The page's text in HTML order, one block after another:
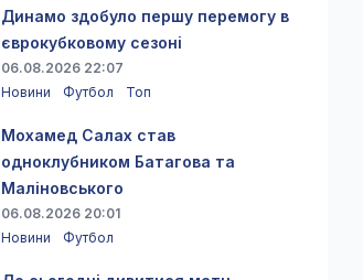
Динамо здобуло першу перемогу в
єврокубковому сезоні
06.08.2026 22:07
Новини
Футбол Топ
Мохамед Салах став
одноклубником Батагова та
Маліновського
06.08.2026 20:01
Новини
Футбол